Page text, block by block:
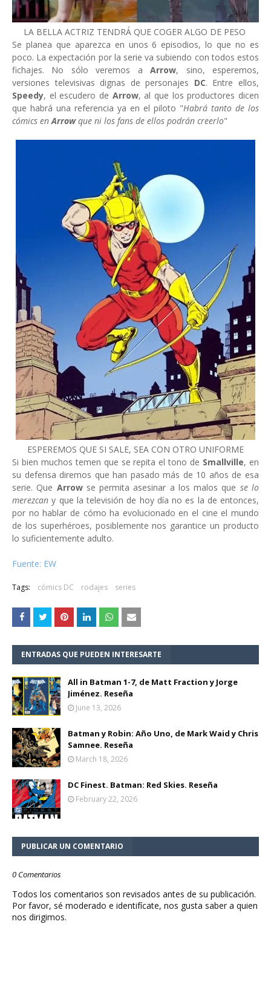
LA BELLA ACTRIZ TENDRÁ QUE COGER ALGO DE PESO
Se planea que aparezca en unos 6 episodios, lo que no es
poco. La expectación por la serie va subiendo con todos estos
fichajes. No sólo veremos aArrow, sino, esperemos,
versiones televisivas dignas de personajes DC. Entre ellos,
Speedy, el escudero de Arrow, al que los productores dicen
que habrá una referencia ya en el piloto "Habrá tanto de los
cómics enArrowque ni los fans de ellos podrán creerlo"
ESPEREMOS QUE SI SALE, SEA CON OTRO UNIFORME
Si bien muchos temen que se repita el tono de Smallville, en
su defensa diremos que han pasado más de 10 años de esa
serie. Que Arrowse permita asesinar a los malos que se lo
merezcany que la televisión de hoy día no es la de entonces,
por no hablar de cómo ha evolucionado en el cine el mundo
de los superhéroes, posiblemente nos garantice un producto
lo suficientemente adulto.
Fuente: EW
Tags: cómics DC rodajes series
ENTRADAS QUE PUEDEN INTERESARTE
All in Batman 1-7, de Matt Fraction y Jorge
Jiménez. Reseña
June 13, 2026
Batman y Robin: Año Uno, de Mark Waid y Chris
Samnee. Reseña
March 18, 2026
DC Finest. Batman: Red Skies. Reseña
February 22, 2026
PUBLICAR UN COMENTARIO
0 Comentarios
Todos los comentarios son revisados antes de su publicación.
Por favor, sé moderado e identifícate, nos gusta saber a quien
nos dirigimos.